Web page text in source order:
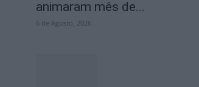
animaram mês de...
6 de Agosto, 2026